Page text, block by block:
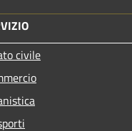
civile